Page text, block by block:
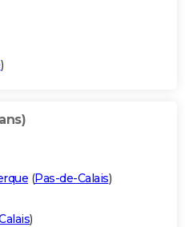
)
(Pas-de-Calais)
)